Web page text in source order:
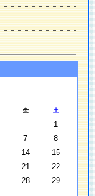
金 土
1
7
8
14
15
21
22
28
29